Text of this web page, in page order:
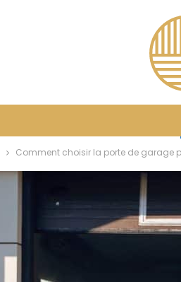
Comment choisir la porte de garage